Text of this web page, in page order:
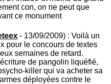
con, on ne peut que
ce monument
- 13/09/2009) : Voilà un
pour le concours de textes
semaines de retard.
de pangolin liquéfié,
killer qui va acheter sa
déployées contre le